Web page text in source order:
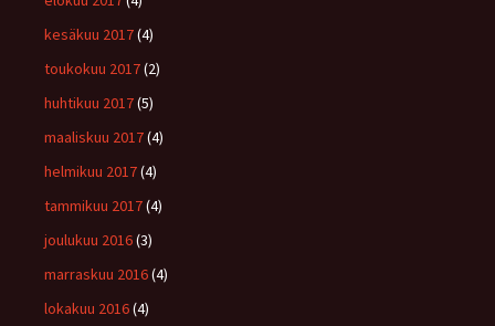
kesäkuu 2017(4)
toukokuu 2017(2)
huhtikuu 2017(5)
maaliskuu 2017(4)
helmikuu 2017(4)
tammikuu 2017(4)
joulukuu 2016(3)
marraskuu 2016(4)
lokakuu 2016(4)